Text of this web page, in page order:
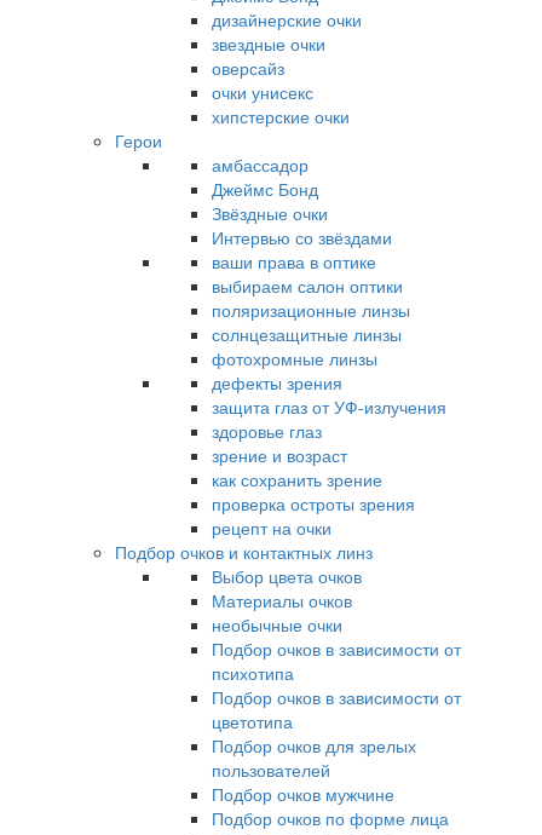
дизайнерские очки
звездные очки
оверсайз
очки унисекс
хипстерские очки
Герои
амбассадор
Джеймс Бонд
Звёздные очки
Интервью со звёздами
ваши права в оптике
выбираем салон оптики
поляризационные линзы
солнцезащитные линзы
фотохромные линзы
дефекты зрения
защита глаз от УФ-излучения
здоровье глаз
зрение и возраст
как сохранить зрение
проверка остроты зрения
рецепт на очки
Подбор очков и контактных линз
Выбор цвета очков
Материалы очков
необычные очки
Подбор очков в зависимости от
психотипа
Подбор очков в зависимости от
цветотипа
Подбор очков для зрелых
пользователей
Подбор очков мужчине
Подбор очков по форме лица